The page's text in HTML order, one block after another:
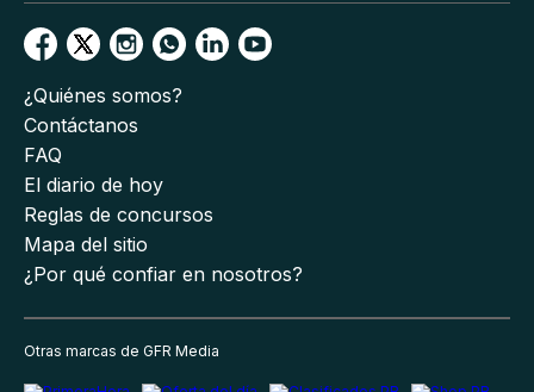
¿Quiénes somos?
Contáctanos
FAQ
El diario de hoy
Reglas de concursos
Mapa del sitio
¿Por qué confiar en nosotros?
Otras marcas de GFR Media